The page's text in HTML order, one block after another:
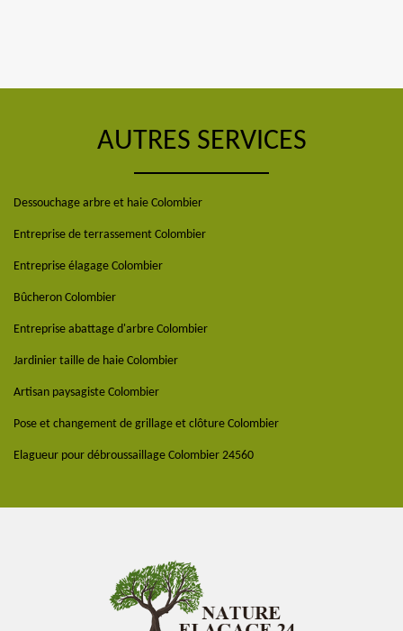
AUTRES SERVICES
Dessouchage arbre et haie Colombier
Entreprise de terrassement Colombier
Entreprise élagage Colombier
Bûcheron Colombier
Entreprise abattage d'arbre Colombier
Jardinier taille de haie Colombier
Artisan paysagiste Colombier
Pose et changement de grillage et clôture Colombier
Elagueur pour débroussaillage Colombier 24560